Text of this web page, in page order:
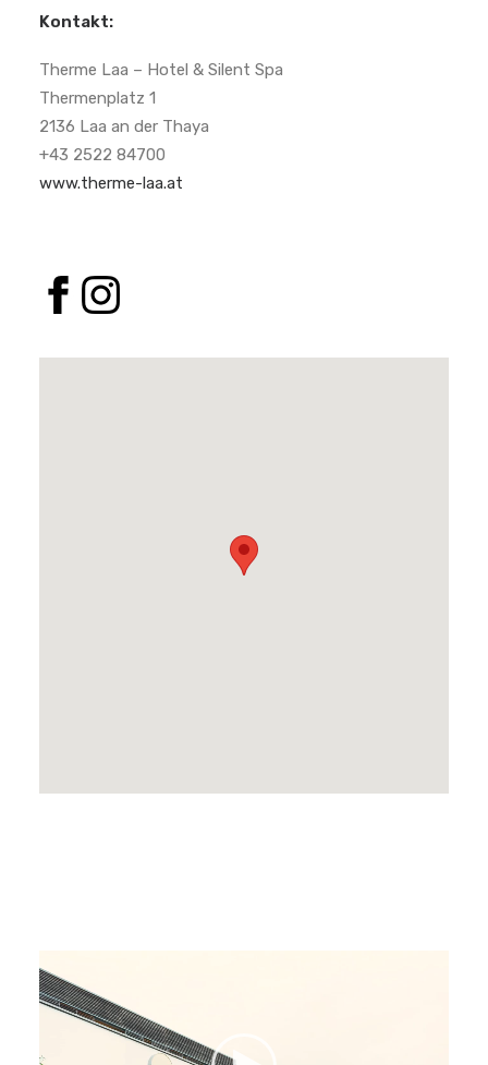
Kontakt:
Therme Laa – Hotel & Silent Spa
Thermenplatz 1
2136 Laa an der Thaya
+43 2522 84700
www.therme-laa.at